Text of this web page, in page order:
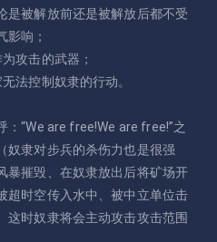
是被解放前还是被解放后都不受
影响；
攻击的武器；
法控制奴隶的行动。
“We are free!We are free!”之
奴隶对步兵的杀伤力也是很强
暴摧毁、在奴隶放出后将矿场开
超时空传入水中、被中立单位击
这时奴隶将会主动攻击攻击范围